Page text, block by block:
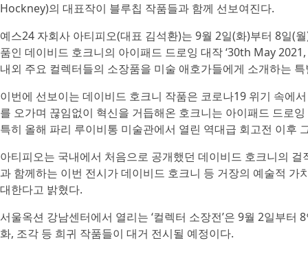
Hockney)의 대표작이 블루칩 작품들과 함께 선보여진다.
예스24 자회사 아티피오(대표 김석환)는 9월 2일(화)부터 8일(
품인 데이비드 호크니의 아이패드 드로잉 대작 ‘30th May
내외 주요 컬렉터들의 소장품을 미술 애호가들에게 소개하는
이번에 선보이는 데이비드 호크니 작품은 코로나19 위기 속에
를 오가며 끊임없이 혁신을 거듭해온 호크니는 아이패드 드로
특히 올해 파리 루이비통 미술관에서 열린 역대급 회고전 이후
아티피오는 국내에서 처음으로 공개했던 데이비드 호크니의
과 함께하는 이번 전시가 데이비드 호크니 등 거장의 예술적
대한다고 밝혔다.
서울옥션 강남센터에서 열리는 ‘컬렉터 소장전’은 9월 2일부
화, 조각 등 희귀 작품들이 대거 전시될 예정이다.